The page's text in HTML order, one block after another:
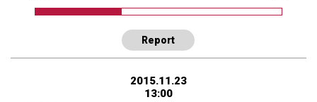
Report
2015.11.23
13:00